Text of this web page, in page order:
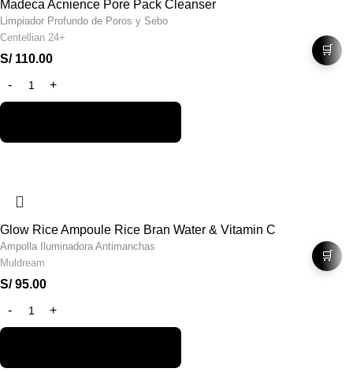
Madeca Acnience Pore Pack Cleanser
Limpiador Profundo de Poros y Sebo
Centellian 24+
S/110.00
🛒
Glow Rice Ampoule Rice Bran Water & Vitamin C
Ampolla Iluminadora Antimanchas
Muldream
S/95.00
🛒